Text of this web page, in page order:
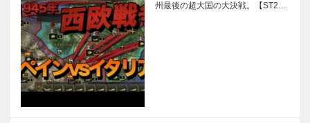
州最後の超大国の大決戦。【ST2…